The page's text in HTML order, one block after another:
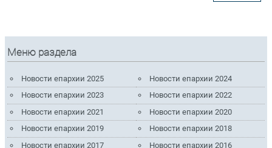
Меню раздела
Новости епархии 2025
Новости епархии 2024
Новости епархии 2023
Новости епархии 2022
Новости епархии 2021
Новости епархии 2020
Новости епархии 2019
Новости епархии 2018
Новости епархии 2017
Новости епархии 2016